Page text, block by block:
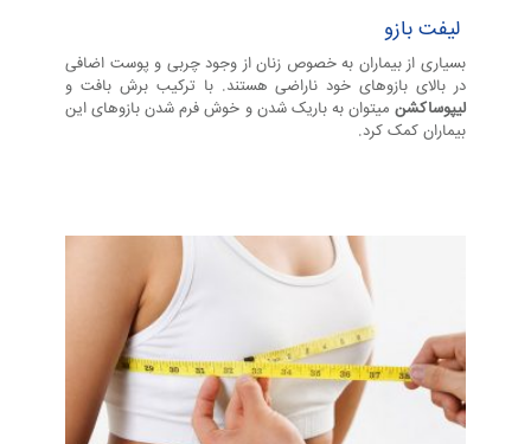
ی
لیفت بازو
بسیاری از بیماران به خصوص زنان از وجود چربی و پوست اضافی
در بالای بازوهای خود ناراضی هستند. با ترکیب برش بافت و
لیپوساکشن میتوان به باریک شدن و خوش فرم شدن بازوهای این
بیماران کمک کرد.